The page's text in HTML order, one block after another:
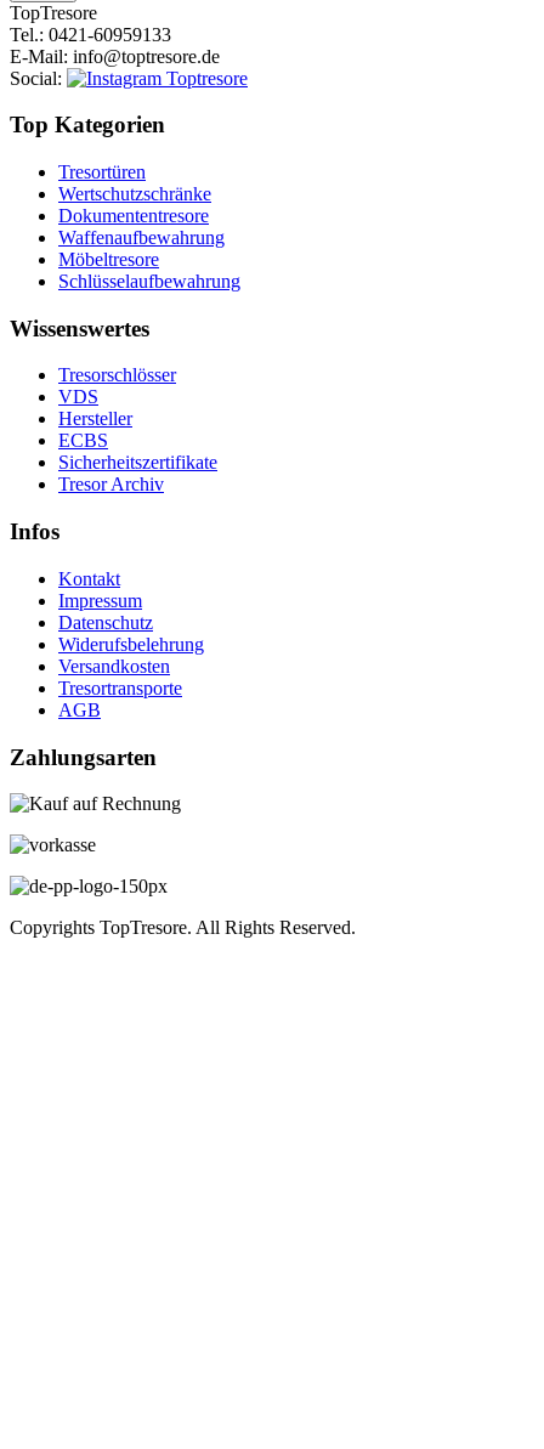
TopTresore
Tel.: 0421-60959133
E-Mail: info@toptresore.de
Social:
Top Kategorien
Tresortüren
Wertschutzschränke
Dokumententresore
Waffenaufbewahrung
Möbeltresore
Schlüsselaufbewahrung
Wissenswertes
Tresorschlösser
VDS
Hersteller
ECBS
Sicherheitszertifikate
Tresor Archiv
Infos
Kontakt
Impressum
Datenschutz
Widerufsbelehrung
Versandkosten
Tresortransporte
AGB
Zahlungsarten
Copyrights TopTresore. All Rights Reserved.